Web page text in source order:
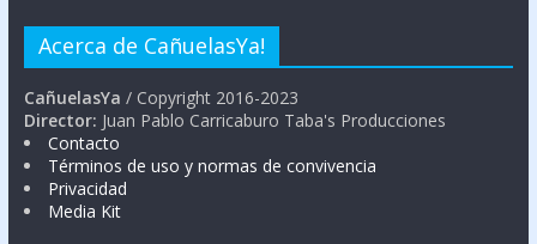
Acerca de CañuelasYa!
CañuelasYa / Copyright 2016-2023
Director: Juan Pablo Carricaburo Taba's Producciones
Contacto
Términos de uso y normas de convivencia
Privacidad
Media Kit